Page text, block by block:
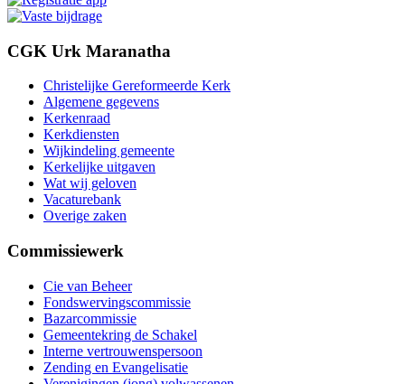
CGK Urk Maranatha
Christelijke Gereformeerde Kerk
Algemene gegevens
Kerkenraad
Kerkdiensten
Wijkindeling gemeente
Kerkelijke uitgaven
Wat wij geloven
Vacaturebank
Overige zaken
Commissiewerk
Cie van Beheer
Fondswervingscommissie
Bazarcommissie
Gemeentekring de Schakel
Interne vertrouwenspersoon
Zending en Evangelisatie